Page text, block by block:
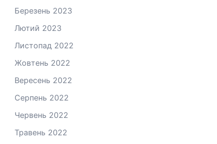
Березень 2023
Лютий 2023
Листопад 2022
Жовтень 2022
Вересень 2022
Серпень 2022
Червень 2022
Травень 2022